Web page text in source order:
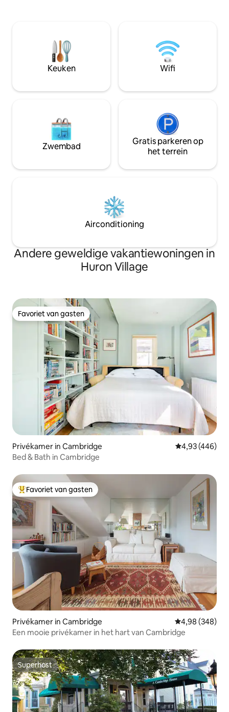
Een perfecte uitvalsbasis voor
universiteitsrondleidingen en
werkvakanties. De eigenaren,
jarenlange Airbnb-reizigers, wonen
beschikt over
queensize bed,
een rustgevend
om tot rust te
Keuken Wifi
Zwembad
Gratis parkeren op
het terrein
Airconditioning
Andere geweldige vakantiewoningen in
Huron Village
Favoriet van gasten
Favoriet van gasten
Privékamer in Cambridge Gemiddelde
4,93 (446)
Bed & Bath in Cambridge
Topfavoriet van gasten
Favoriet van gasten
Privékamer in Cambridge Gemiddelde
4,98 (348)
Een mooie privékamer in het hart van Cambridge
Superhost
Superhost